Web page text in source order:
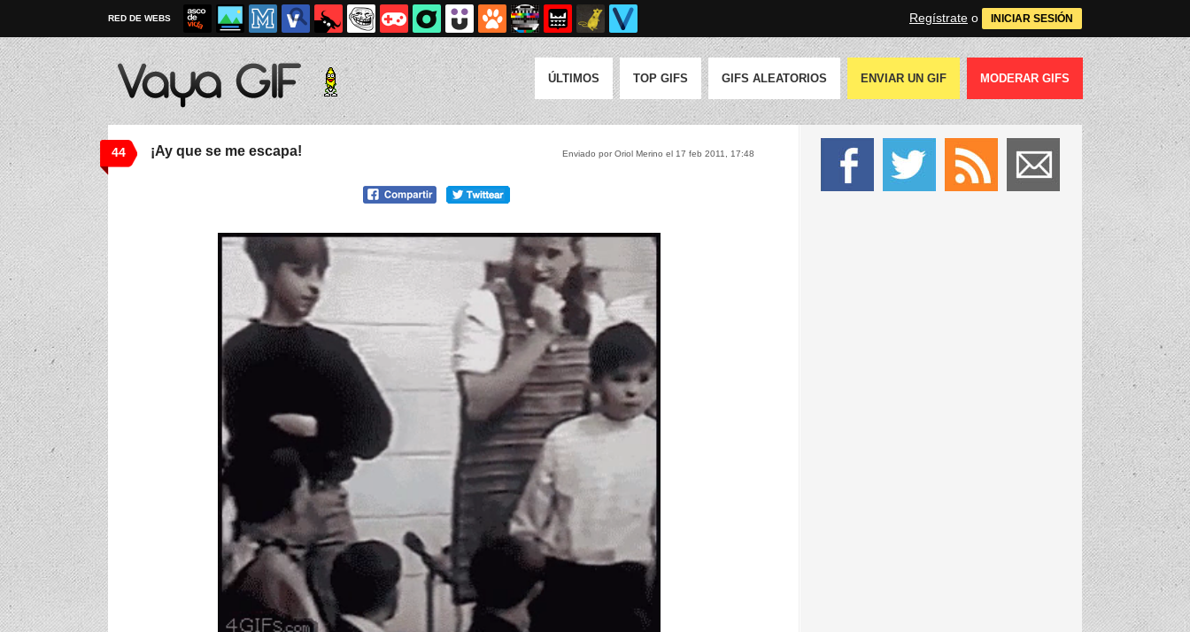
RED DE WEBS Regístrate o INICIAR SESIÓN
ÚLTIMOS TOP GIFS GIFS ALEATORIOS ENVIAR UN GIF MODERAR GIFS
44 Enviado por Oriol Merino el 17 feb 2011, 17:48
¡Ay que se me escapa!